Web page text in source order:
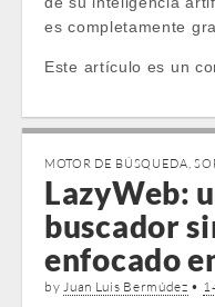
es completamente
Este artículo es un
MOTOR DE BÚSQUEDA,
LazyWeb:
buscador
enfocado
byJuan Luis Bermúdez •